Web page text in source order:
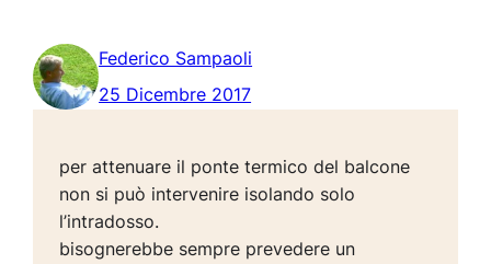
Federico Sampaoli
25 Dicembre 2017
per attenuare il ponte termico del balcone
non si può intervenire isolando solo
l’intradosso.
bisognerebbe sempre prevedere un